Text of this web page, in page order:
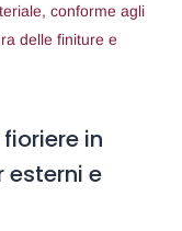
conforme agli
delle finiture e
in
esterni e